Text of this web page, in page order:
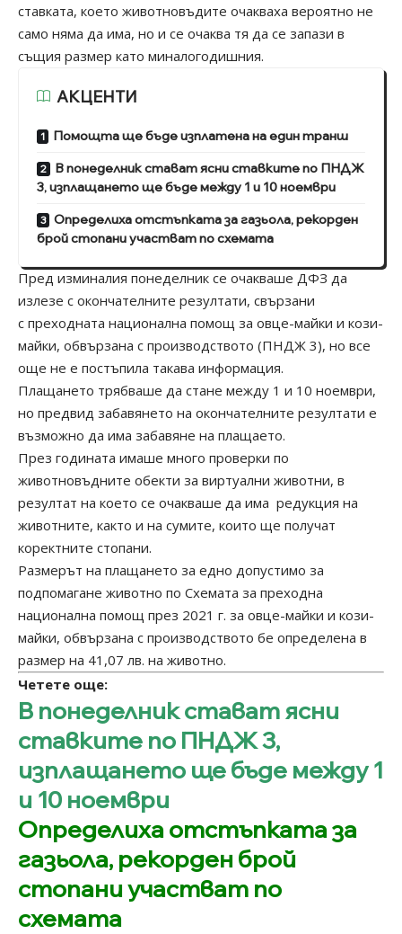
ставката, което животновъдите очакваха вероятно не
само няма да има, но и се очаква тя да се запази в
същия размер като миналогодишния.
АКЦЕНТИ
Помощта ще бъде изплатена на един транш
В понеделник стават ясни ставките по ПНДЖ
3, изплащането ще бъде между 1 и 10 ноември
Определиха отстъпката за газьола, рекорден
брой стопани участват по схемата
Пред изминалия понеделник се очакваше ДФЗ да
излезе с окончателните резултати, свързани
с преходната национална помощ за овце-майки и кози-
майки, обвързана с производството (ПНДЖ 3), но все
още не е постъпила такава информация.
Плащането трябваше да стане между 1 и 10 ноември,
но предвид забавянето на окончателните резултати е
възможно да има забавяне на плащаето.
През годината имаше много проверки по
животновъдните обекти за виртуални животни, в
резултат на което се очакваше да има редукция на
животните, както и на сумите, които ще получат
коректните стопани.
Размерът на плащането за едно допустимо за
подпомагане животно по Схемата за преходна
национална помощ през 2021 г. за овце-майки и кози-
майки, обвързана с производството бе определена в
размер на 41,07 лв. на животно.
Четете още:
В понеделник стават ясни
ставките по ПНДЖ 3,
изплащането ще бъде между 1
и 10 ноември
Определиха отстъпката за
газьола, рекорден брой
стопани участват по
схемата